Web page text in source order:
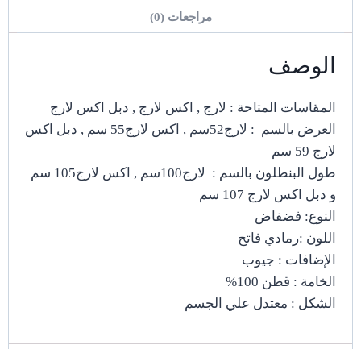
مراجعات (0)
الوصف
المقاسات المتاحة : لارج , اكس لارج , دبل اكس لارج
العرض بالسم : لارج52سم , اكس لارج55 سم , دبل اكس
لارج 59 سم
طول البنطلون بالسم : لارج100سم , اكس لارج105 سم
و دبل اكس لارج 107 سم
النوع: فضفاض
اللون :رمادي فاتح
الإضافات : جيوب
الخامة : قطن 100%
الشكل : معتدل علي الجسم